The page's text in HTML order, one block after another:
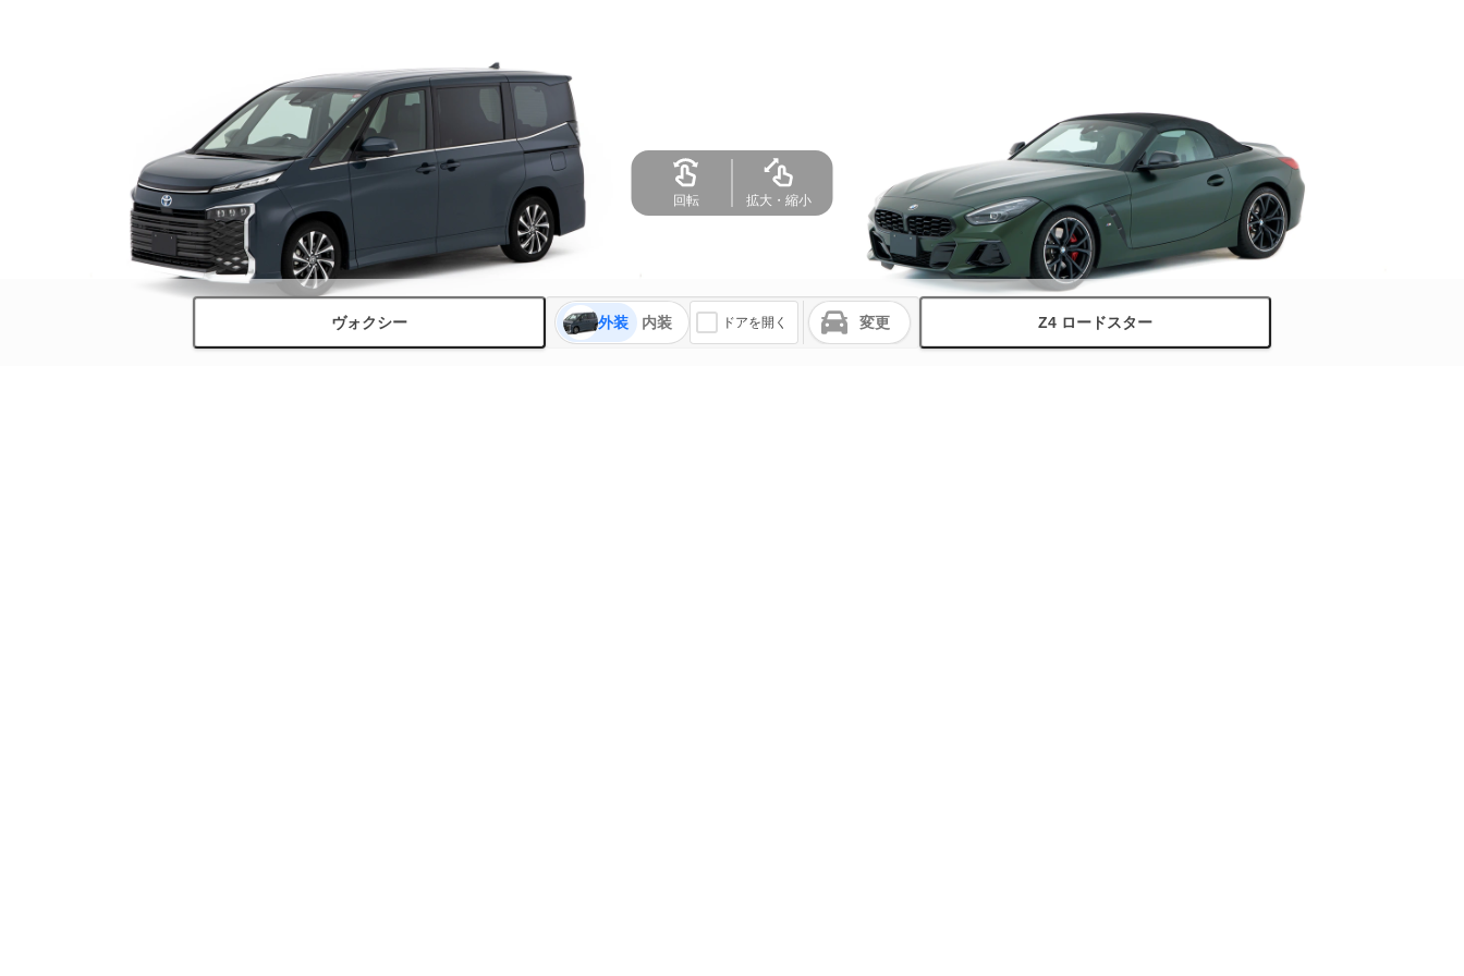
ヴォクシー 外装 内装 ドアを開く 変更 Z4 ロードスター
回転 拡大・縮小